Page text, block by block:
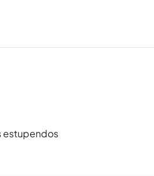
estupendos